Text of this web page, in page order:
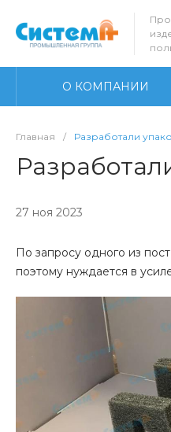
О КОМПАНИИ
Главная / Разработали
27 ноя 2023
По запросу одного из
поэтому нуждается в